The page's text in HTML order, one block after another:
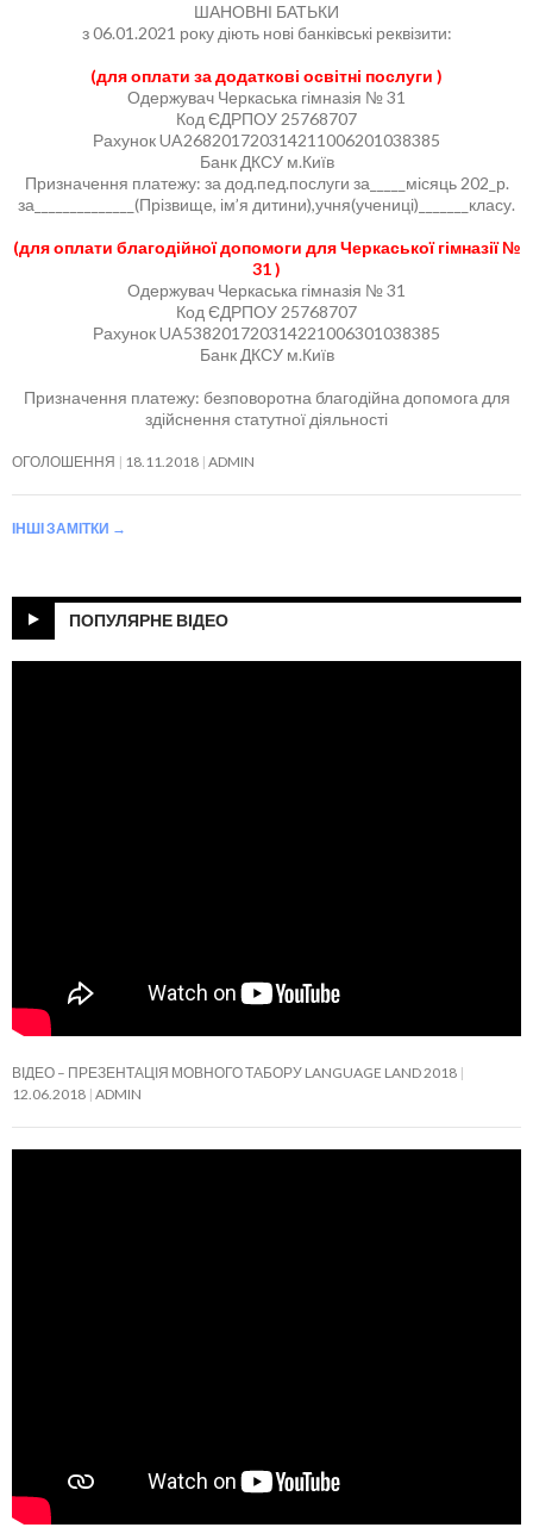
ШАНОВНІ БАТЬКИ
з 06.01.2021 року діють нові банківські реквізити:
(для оплати за додаткові освітні послуги )
Одержувач Черкаська гімназія № 31
Код ЄДРПОУ 25768707
Рахунок UA268201720314211006201038385
Банк ДКСУ м.Київ
Призначення платежу: за дод.пед.послуги за_____місяць 202_р.
за______________(Прізвище, ім’я дитини),учня(учениці)_______класу.
(для оплати благодійної допомоги для Черкаської гімназії №
31 )
Одержувач Черкаська гімназія № 31
Код ЄДРПОУ 25768707
Рахунок UA538201720314221006301038385
Банк ДКСУ м.Київ
Призначення платежу: безповоротна благодійна допомога для
здійснення статутної діяльності
ОГОЛОШЕННЯ 18.11.2018 ADMIN
ІНШІ ЗАМІТКИ →
ПОПУЛЯРНЕ ВІДЕО
ВІДЕО – ПРЕЗЕНТАЦІЯ МОВНОГО ТАБОРУ LANGUAGE LAND 2018
12.06.2018 ADMIN